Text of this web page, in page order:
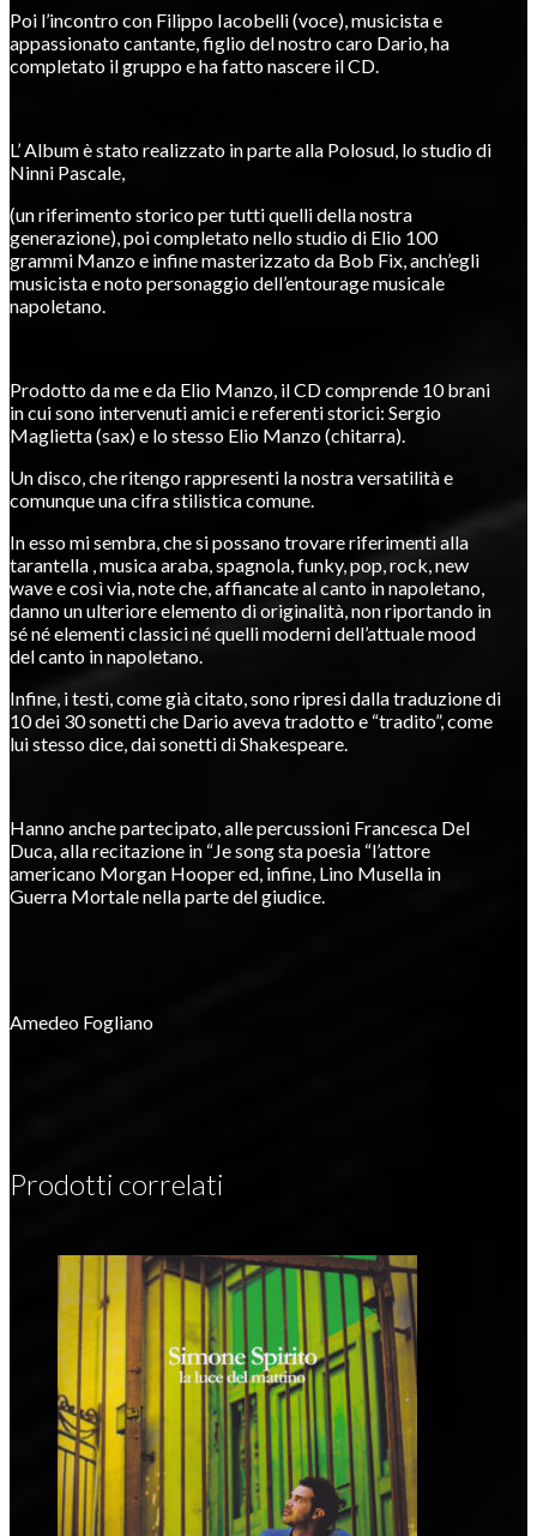
Poi l’incontro con Filippo Iacobelli (voce), musicista e
appassionato cantante, figlio del nostro caro Dario, ha
completato il gruppo e ha fatto nascere il CD.
L’ Album è stato realizzato in parte alla Polosud, lo studio di
Ninni Pascale,
(un riferimento storico per tutti quelli della nostra
generazione), poi completato nello studio di Elio 100
grammi Manzo e infine masterizzato da Bob Fix, anch’egli
musicista e noto personaggio dell’entourage musicale
napoletano.
Prodotto da me e da Elio Manzo, il CD comprende 10 brani
in cui sono intervenuti amici e referenti storici: Sergio
Maglietta (sax) e lo stesso Elio Manzo (chitarra).
Un disco, che ritengo rappresenti la nostra versatilità e
comunque una cifra stilistica comune.
In esso mi sembra, che si possano trovare riferimenti alla
tarantella , musica araba, spagnola, funky, pop, rock, new
wave e così via, note che, affiancate al canto in napoletano,
danno un ulteriore elemento di originalità, non riportando in
sé né elementi classici né quelli moderni dell’attuale mood
del canto in napoletano.
Infine, i testi, come già citato, sono ripresi dalla traduzione di
10 dei 30 sonetti che Dario aveva tradotto e “tradito”, come
lui stesso dice, dai sonetti di Shakespeare.
Hanno anche partecipato, alle percussioni Francesca Del
Duca, alla recitazione in “Je song sta poesia “l’attore
americano Morgan Hooper ed, infine, Lino Musella in
Guerra Mortale nella parte del giudice.
Amedeo Fogliano
Prodotti correlati